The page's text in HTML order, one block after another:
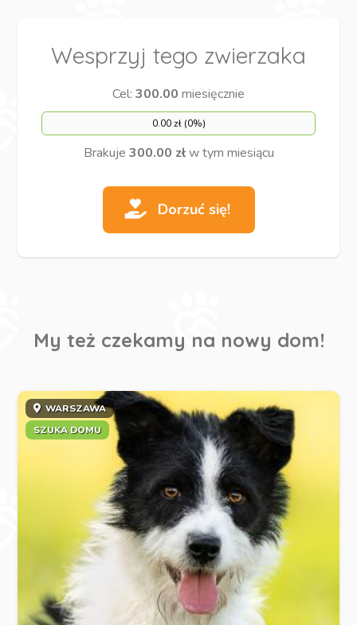
Wesprzyj tego zwierzaka
Cel: 300.00 miesięcznie
0.00 zł (0%)
Brakuje 300.00 złw tym miesiącu
Dorzuć się!
My też czekamy na nowy dom!
WARSZAWA
SZUKA DOMU